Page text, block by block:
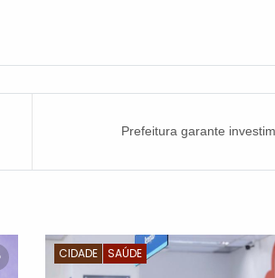
Prefeitura garante
CIDADE SAÚDE